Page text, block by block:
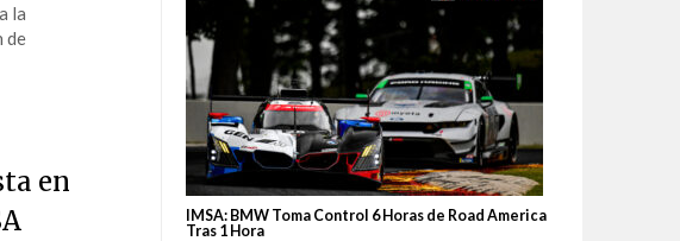
la
de
en
IMSA: BMW Toma Control 6 Horas de Road America
Tras 1 Hora